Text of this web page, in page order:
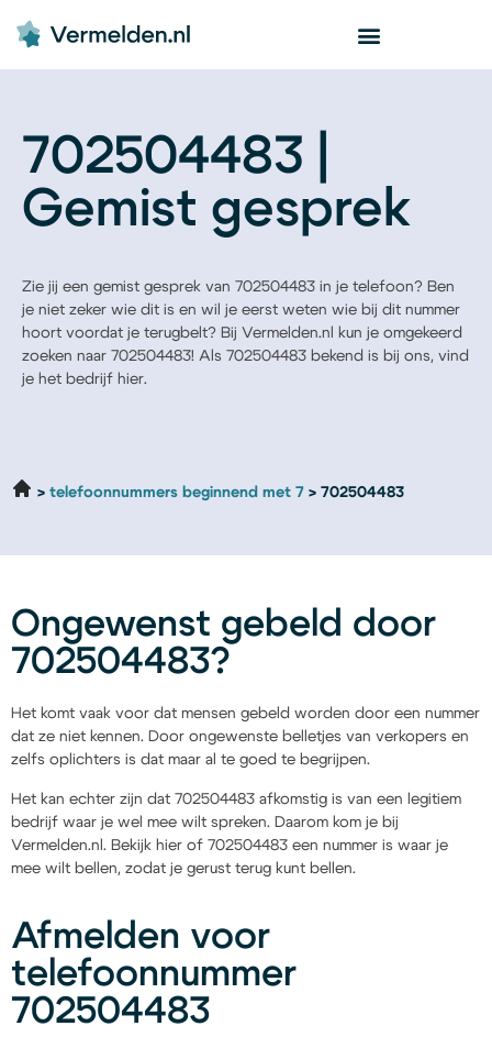
702504483 |
Gemist gesprek
Zie jij een gemist gesprek van 702504483 in je telefoon? Ben
je niet zeker wie dit is en wil je eerst weten wie bij dit nummer
hoort voordat je terugbelt? Bij Vermelden.nl kun je omgekeerd
zoeken naar 702504483! Als 702504483 bekend is bij ons, vind
je het bedrijf hier.
telefoonnummers beginnend met 7 702504483
Ongewenst gebeld door
702504483?
Het komt vaak voor dat mensen gebeld worden door een nummer
dat ze niet kennen. Door ongewenste belletjes van verkopers en
zelfs oplichters is dat maar al te goed te begrijpen.
Het kan echter zijn dat 702504483 afkomstig is van een legitiem
bedrijf waar je wel mee wilt spreken. Daarom kom je bij
Vermelden.nl. Bekijk hier of 702504483 een nummer is waar je
mee wilt bellen, zodat je gerust terug kunt bellen.
Afmelden voor
telefoonnummer
702504483